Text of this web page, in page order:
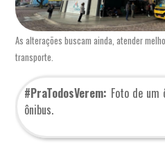
As alterações buscam ainda, atender
transporte.
#PraTodosVerem: Foto de um
ônibus.